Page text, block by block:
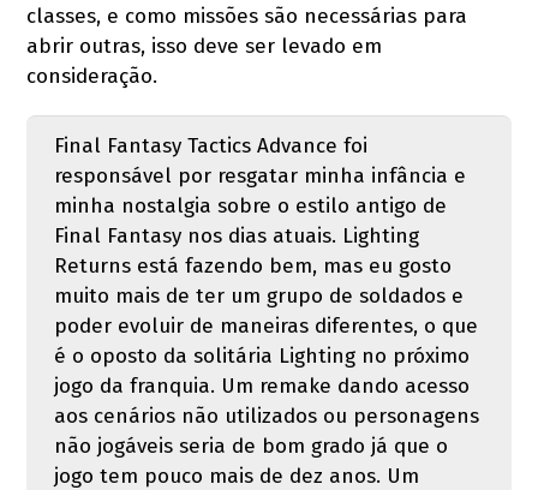
classes, e como missões são necessárias para
abrir outras, isso deve ser levado em
consideração.
Final Fantasy Tactics Advance foi
responsável por resgatar minha infância e
minha nostalgia sobre o estilo antigo de
Final Fantasy nos dias atuais. Lighting
Returns está fazendo bem, mas eu gosto
muito mais de ter um grupo de soldados e
poder evoluir de maneiras diferentes, o que
é o oposto da solitária Lighting no próximo
jogo da franquia. Um remake dando acesso
aos cenários não utilizados ou personagens
não jogáveis seria de bom grado já que o
jogo tem pouco mais de dez anos. Um